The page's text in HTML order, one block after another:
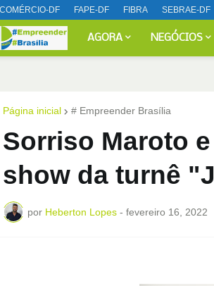
DF FAPE-DF FIBRA SEBRAE-DF
AGORA NEGÓCIOS
Página inicial # Empreender Brasília
Sorriso Maroto
show da turnê
por Heberton Lopes - fevereiro 16, 2022